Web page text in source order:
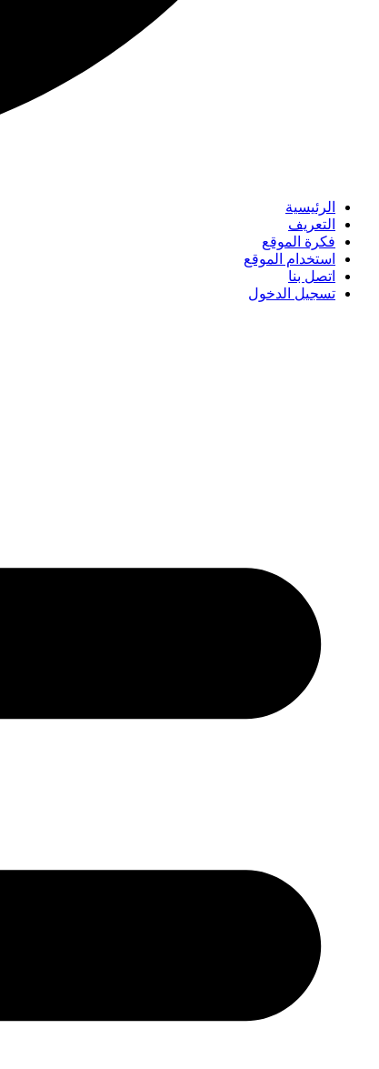
الرئيسية
التعريف
فكرة الموقع
استخدام الموقع
اتصل بنا
تسجيل الدخول